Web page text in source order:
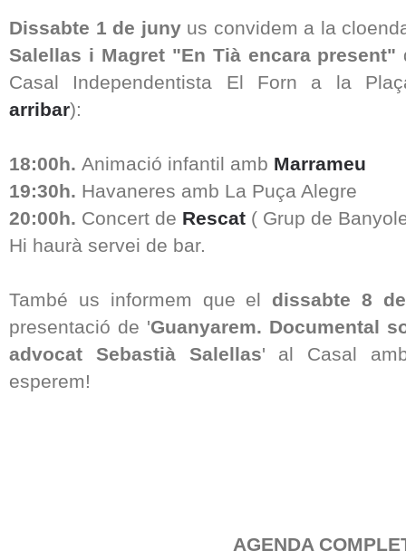
Dissabte 1 de junyus convidem a la
Salellas i Magret "En Tià encara present"
Casal Independentista El Forn a la
arribar):
18:00h. Animació infantil amb Marrameu
19:30h. Havaneres amb La Puça Alegre
20:00h. Concert de Rescat ( Grup de
Hi haurà servei de bar.
També us informem que el dissabte 8
presentació de 'Guanyarem. Documental
advocat Sebastià Salellas' al Casal
esperem!
AGENDA